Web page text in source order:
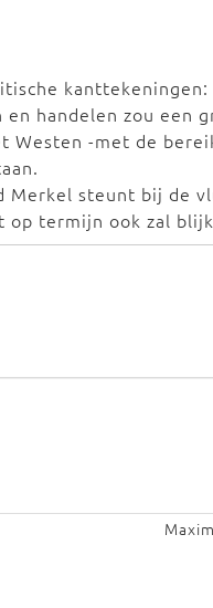
kanttekeningen:
handelen zou een
Westen -met de
Merkel steunt bij de
termijn ook zal